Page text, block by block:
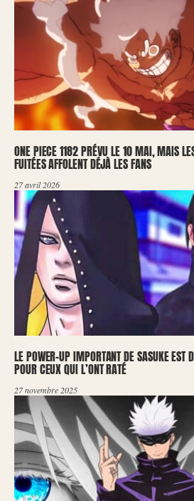
ONE PIECE 1182 PRÉVU LE 10 MAI, MAIS
FUITÉES AFFOLENT DÉJÀ LES FANS
27 avril 2026
LE POWER-UP IMPORTANT DE SASUKE EST
POUR CEUX QUI L’ONT RATÉ
27 novembre 2025